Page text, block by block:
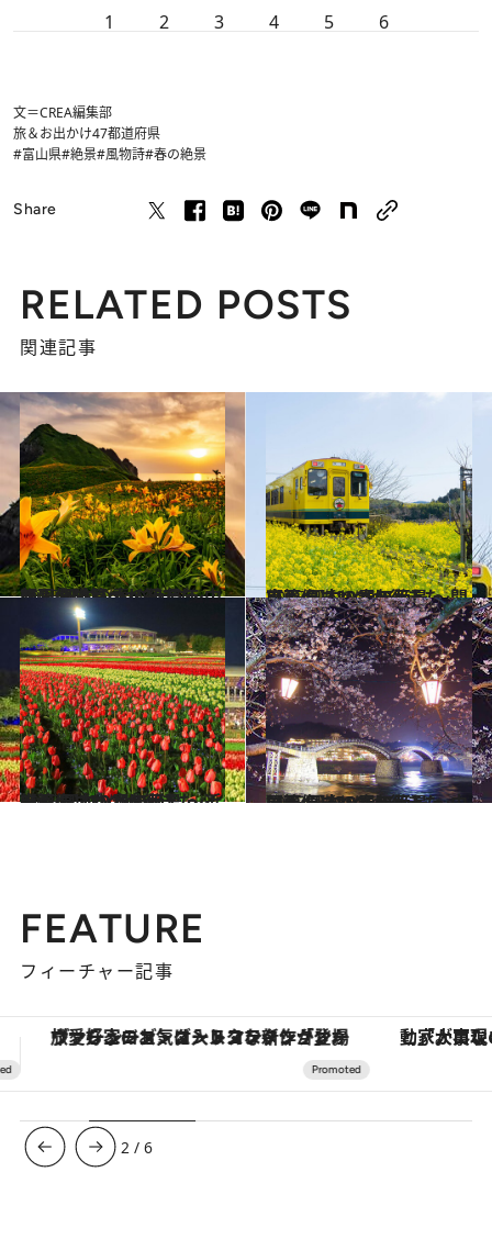
1 2 3 4 5 6
文＝CREA編集部
旅＆お出かけ47都道府県
#富山県#絶景#風物詩#春の絶景
Share
RELATED POSTS
関連記事
2025.4.6
【画像】いつか行きたい！ 日本の春の絶景 ～中部・北陸篇～（2025年版）
旅＆お出かけ 2025.4.5
【画像】いつか行きたい！ 日本の春の絶景 ～関東篇～（2025年版）
旅＆お出かけ
2025.3.30
【画像】いつか行きたい！ 日本の春の絶景 ～近畿篇～（2025年版）
旅＆お出かけ 2025.3.29
【画像】いつか行きたい！ 日本の春の絶景 ～中国篇～（2025年版）
旅＆お出かけ
FEATURE
フィーチャー記事
「大事なのは地域の意識を変えること」。ロレックス賞受賞の自然保護活動家が実現させたナイジェリアの自然環境の復活
3 /6